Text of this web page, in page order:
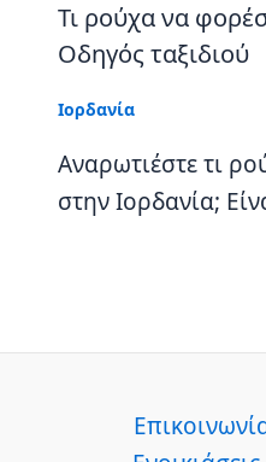
Τι ρούχα να
Οδηγός ταξιδιού
Ιορδανία
Αναρωτιέστε τι
στην Ιορδανία;